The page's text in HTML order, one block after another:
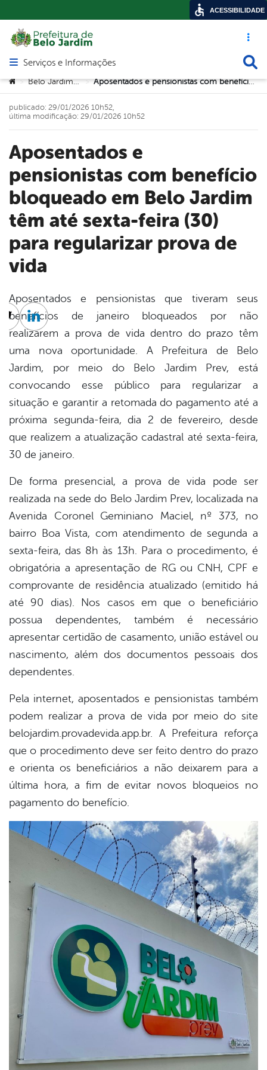
Acesso
Abrir menu principal de navegação
Serviços e Informações
Você está aqui:
> Belo Jardim Prev > Aposentados e pensionistas com benefício bloqueado em Belo Jardim têm até sexta-feira (30) para regularizar prova de vida
Aposentados e
pensionistas com benefício
bloqueado em Belo Jardim
têm até sexta-feira (30)
para regularizar prova de
vida
publicado: 29/01/2026 10h52,
última modificação: 29/01/2026 10h52
Aposentados e pensionistas que tiveram seus
benefícios de janeiro bloqueados por não
realizarem a prova de vida dentro do prazo têm
uma nova oportunidade. A Prefeitura de Belo
Jardim, por meio do Belo Jardim Prev, está
convocando esse público para regularizar a
situação e garantir a retomada do pagamento até a
próxima segunda-feira, dia 2 de fevereiro, desde
que realizem a atualização cadastral até sexta-feira,
30 de janeiro.
De forma presencial, a prova de vida pode ser
realizada na sede do Belo Jardim Prev, localizada na
Avenida Coronel Geminiano Maciel, nº 373, no
bairro Boa Vista, com atendimento de segunda a
sexta-feira, das 8h às 13h. Para o procedimento, é
obrigatória a apresentação de RG ou CNH, CPF e
comprovante de residência atualizado (emitido há
até 90 dias). Nos casos em que o beneficiário
possua dependentes, também é necessário
apresentar certidão de casamento, união estável ou
nascimento, além dos documentos pessoais dos
dependentes.
Pela internet, aposentados e pensionistas também
podem realizar a prova de vida por meio do site
belojardim.provadevida.app.br. A Prefeitura reforça
que o procedimento deve ser feito dentro do prazo
e orienta os beneficiários a não deixarem para a
última hora, a fim de evitar novos bloqueios no
pagamento do benefício.
TwitterLinkedin
ACESSIBILIDADE